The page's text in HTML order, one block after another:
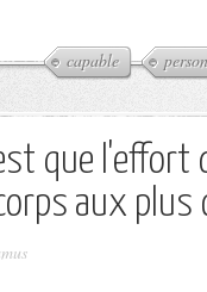
capable
que l'effort
aux plus